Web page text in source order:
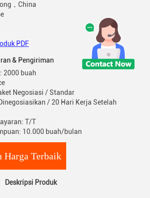
，China
PDF
& Pengiriman
2000 buah
Negosiasi / Standar
/ 20 Hari Kerja Setelah
T/T
10.000 buah/bulan
Harga Terbaik
Deskripsi Produk